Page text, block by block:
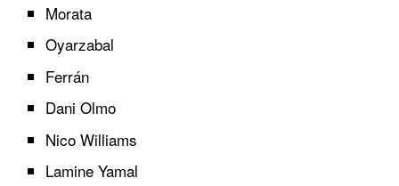
Morata
Oyarzabal
Ferrán
Dani Olmo
Nico Williams
Lamine Yamal